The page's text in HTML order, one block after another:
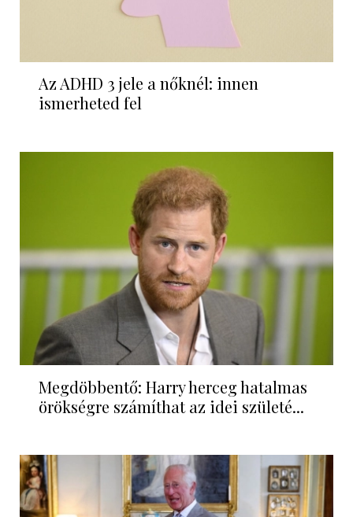
Az ADHD 3 jele a nőknél: innen
ismerheted fel
Megdöbbentő: Harry herceg hatalmas
örökségre számíthat az idei születé...